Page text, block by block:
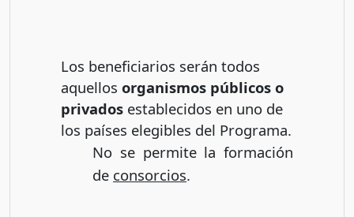
Los beneficiarios serán todos
aquellos organismos públicos o
privados establecidos en uno de
los países elegibles del Programa.
No se permite la formación
de consorcios.